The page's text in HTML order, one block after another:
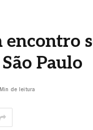
encontro
Paulo
de leitura